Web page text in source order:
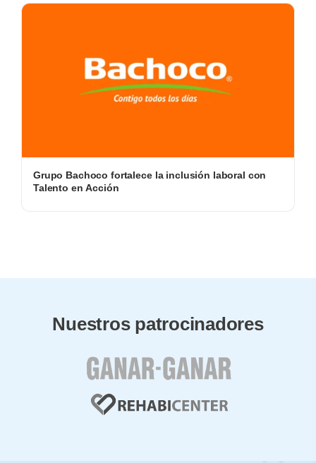
Grupo Bachoco fortalece la inclusión laboral con
Talento en Acción
Nuestros patrocinadores